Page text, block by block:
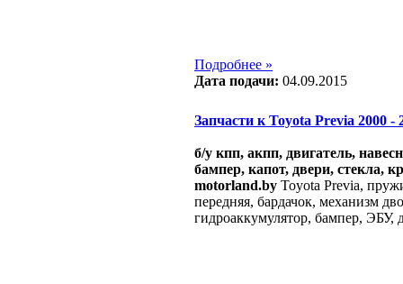
Подробнее »
Дата подачи: 04.09.2015
Запчасти к Toyota Previa 2000 -
б/у кпп, акпп, двигатель,
бампер, капот, двери, стекла,
motorland.by Toyota Previa,
передняя, бардачок, механизм
гидроаккумулятор, бампер, ЭБУ,